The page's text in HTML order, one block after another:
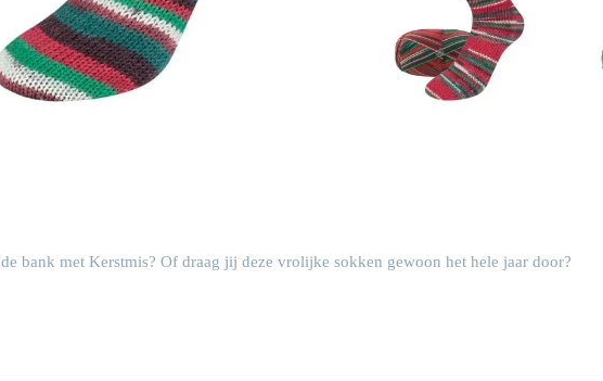
bank met Kerstmis? Of draag jij deze vrolijke sokken gewoon het hele jaar door?